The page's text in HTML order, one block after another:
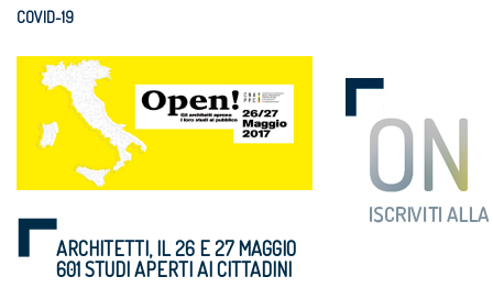
COVID-19
ARCHITETTI, IL 26 E 27 MAGGIO
601 STUDI APERTI AI CITTADINI